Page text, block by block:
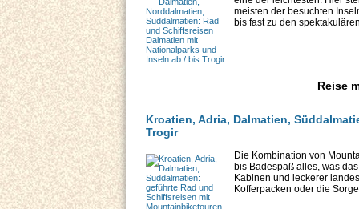
meisten der besuchten
bis fast zu den
Reise
Kroatien, Adria, Dalmatien,
Trogir
Die Kombination von
bis Badespaß alles, was
Kabinen und leckerer
Kofferpacken oder die